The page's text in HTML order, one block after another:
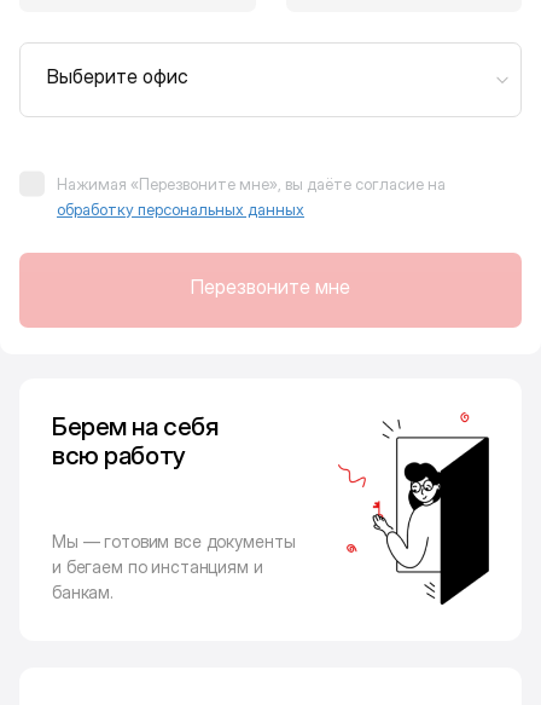
Выберите офис
Нажимая «Перезвоните мне», вы даёте согласие на
обработку персональных данных
Перезвоните мне
Берем на себя
всю работу
Мы — готовим все документы
и бегаем по инстанциям и
банкам.